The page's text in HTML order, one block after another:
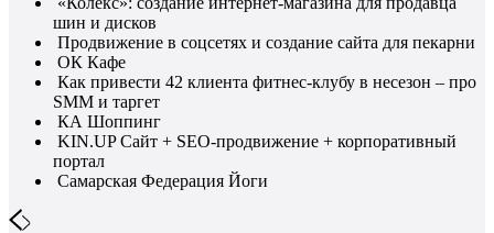
шин и дисков
Продвижение в соцсетях и создание сайта для пекарни
ОК Кафе
Как привести 42 клиента фитнес-клубу в несезон – про
SMM и таргет
КА Шоппинг
KIN.UP Сайт + SEO-продвижение + корпоративный
портал
Самарская Федерация Йоги